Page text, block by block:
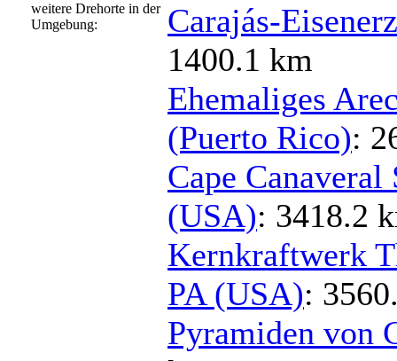
weitere Drehorte in der
Umgebung:
Carajás-
1400.1 km
Ehemaliges
(Puerto Rico):
Cape
(USA): 3418.2
Kernkraftwerk
PA (USA):
Pyramiden von